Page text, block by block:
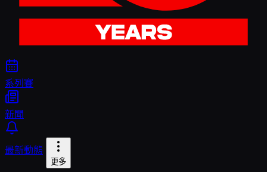
系列賽
新聞
最新動態
更多